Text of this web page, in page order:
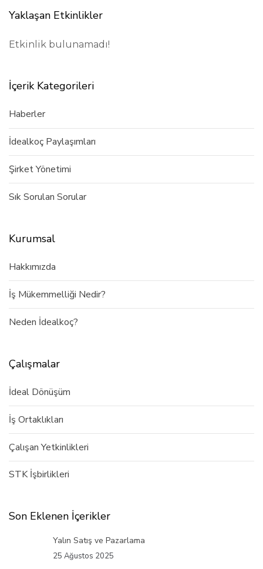
Yaklaşan Etkinlikler
Etkinlik bulunamadı!
İçerik Kategorileri
Haberler
İdealkoç Paylaşımları
Şirket Yönetimi
Sık Sorulan Sorular
Kurumsal
Hakkımızda
İş Mükemmelliği Nedir?
Neden İdealkoç?
Çalışmalar
İdeal Dönüşüm
İş Ortaklıkları
Çalışan Yetkinlikleri
STK İşbirlikleri
Son Eklenen İçerikler
Yalın Satış ve Pazarlama
25 Ağustos 2025